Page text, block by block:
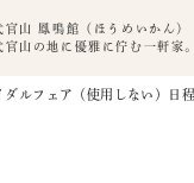
官山 鳳鳴館（ほうめいかん）
官山の地に優雅に佇む一軒家
ダルフェア（使用しない）日程